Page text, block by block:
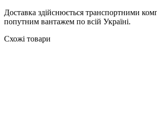
Доставка здійснюється транспортними
попутним вантажем по всій Україні.
Схожі товари